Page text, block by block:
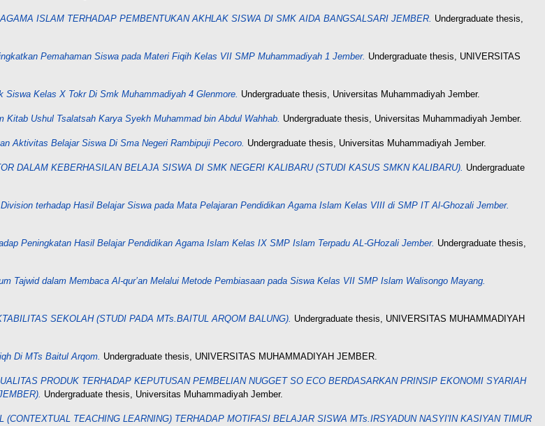
ISLAM TERHADAP PEMBENTUKAN AKHLAK SISWA DI SMK AIDA BANGSALSARI JEMBER. Undergraduate thesis,
Pemahaman Siswa pada Materi Fiqih Kelas VII SMP Muhammadiyah 1 Jember. Undergraduate thesis, UNIVERSITAS
Siswa Kelas X Tokr Di Smk Muhammadiyah 4 Glenmore. Undergraduate thesis, Universitas Muhammadiyah Jember.
Kitab Ushul Tsalatsah Karya Syekh Muhammad bin Abdul Wahhab. Undergraduate thesis, Universitas Muhammadiyah Jember.
Aktivitas Belajar Siswa Di Sma Negeri Rambipuji Pecoro. Undergraduate thesis, Universitas Muhammadiyah Jember.
DALAM KEBERHASILAN BELAJA SISWA DI SMK NEGERI KALIBARU (STUDI KASUS SMKN KALIBARU). Undergraduate
terhadap Hasil Belajar Siswa pada Mata Pelajaran Pendidikan Agama Islam Kelas VIII di SMP IT Al-Ghozali Jember.
Peningkatan Hasil Belajar Pendidikan Agama Islam Kelas IX SMP Islam Terpadu AL-GHozali Jember. Undergraduate thesis,
Tajwid dalam Membaca Al-qur’an Melalui Metode Pembiasaan pada Siswa Kelas VII SMP Islam Walisongo Mayang.
SEKOLAH (STUDI PADA MTs.BAITUL ARQOM BALUNG). Undergraduate thesis, UNIVERSITAS MUHAMMADIYAH
Di MTs Baitul Arqom. Undergraduate thesis, UNIVERSITAS MUHAMMADIYAH JEMBER.
PRODUK TERHADAP KEPUTUSAN PEMBELIAN NUGGET SO ECO BERDASARKAN PRINSIP EKONOMI SYARIAH
Undergraduate thesis, Universitas Muhammadiyah Jember.
(CONTEXTUAL TEACHING LEARNING) TERHADAP MOTIFASI BELAJAR SISWA MTs.IRSYADUN NASYI'IN KASIYAN TIMUR